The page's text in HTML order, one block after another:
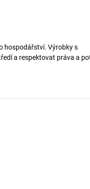
hospodářství. Výrobky s
a respektovat práva a